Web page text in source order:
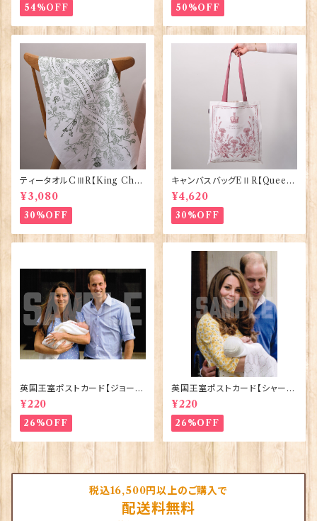
54%OFF 50%OFF
ティータオルCⅢR【King Char
lesⅢ Coronation】Victoria
Eggs 50129
¥3,080
30%OFF
キャンバスバッグEⅡR【Queen
ElizabethⅡ Commemorativ
e】Victoria Eggs 90332
¥4,620
30%OFF
英国王室ポストカード【ジョージ
王子ご誕生】Pageantry Post
card 90183-JEF100
¥220
26%OFF
英国王室ポストカード【シャーロ
ット王女2】Pageantry Postca
rd 90183-JEF202
¥220
26%OFF
税込16,500円以上のご購入で
配送料無料